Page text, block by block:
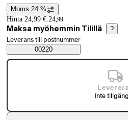
Prisinformation
Moms 24 %
Hinta 24,99 €. 24,99
Maksa myöhemmin Tilillä ?
Saatavuustiedot
Välj beställningssätt
Leverans till postnummer
00220
Inte